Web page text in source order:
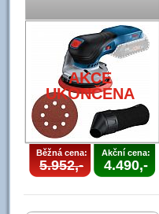
AKCE
UKONČENA
Běžná cena:
5.952,-
Akční cena:
4.490,-